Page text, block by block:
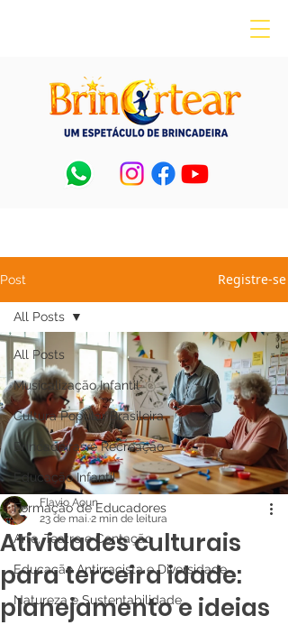
Post Registre-se
All Posts
Musicalização Infantil
Cultura Popular Brasileira
Brincadeiras e Recreação
Educação Infantil
Formação de Educadores
Arte, Teatro e Contação
Educação Antirracista e Diversidade
Natureza e Sustentabilidade
All Posts
Atividades culturais
para terceira idade:
planejamento e ideias
Flavio Aoun
23 de mai.2 min de leitura